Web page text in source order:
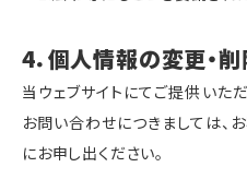
4．個人情報の変更・
当ウェブサイトにてご提供いた
お問い合わせにつきましては、
にお申し出ください。